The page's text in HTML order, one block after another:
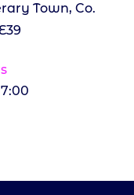
Town, Co.